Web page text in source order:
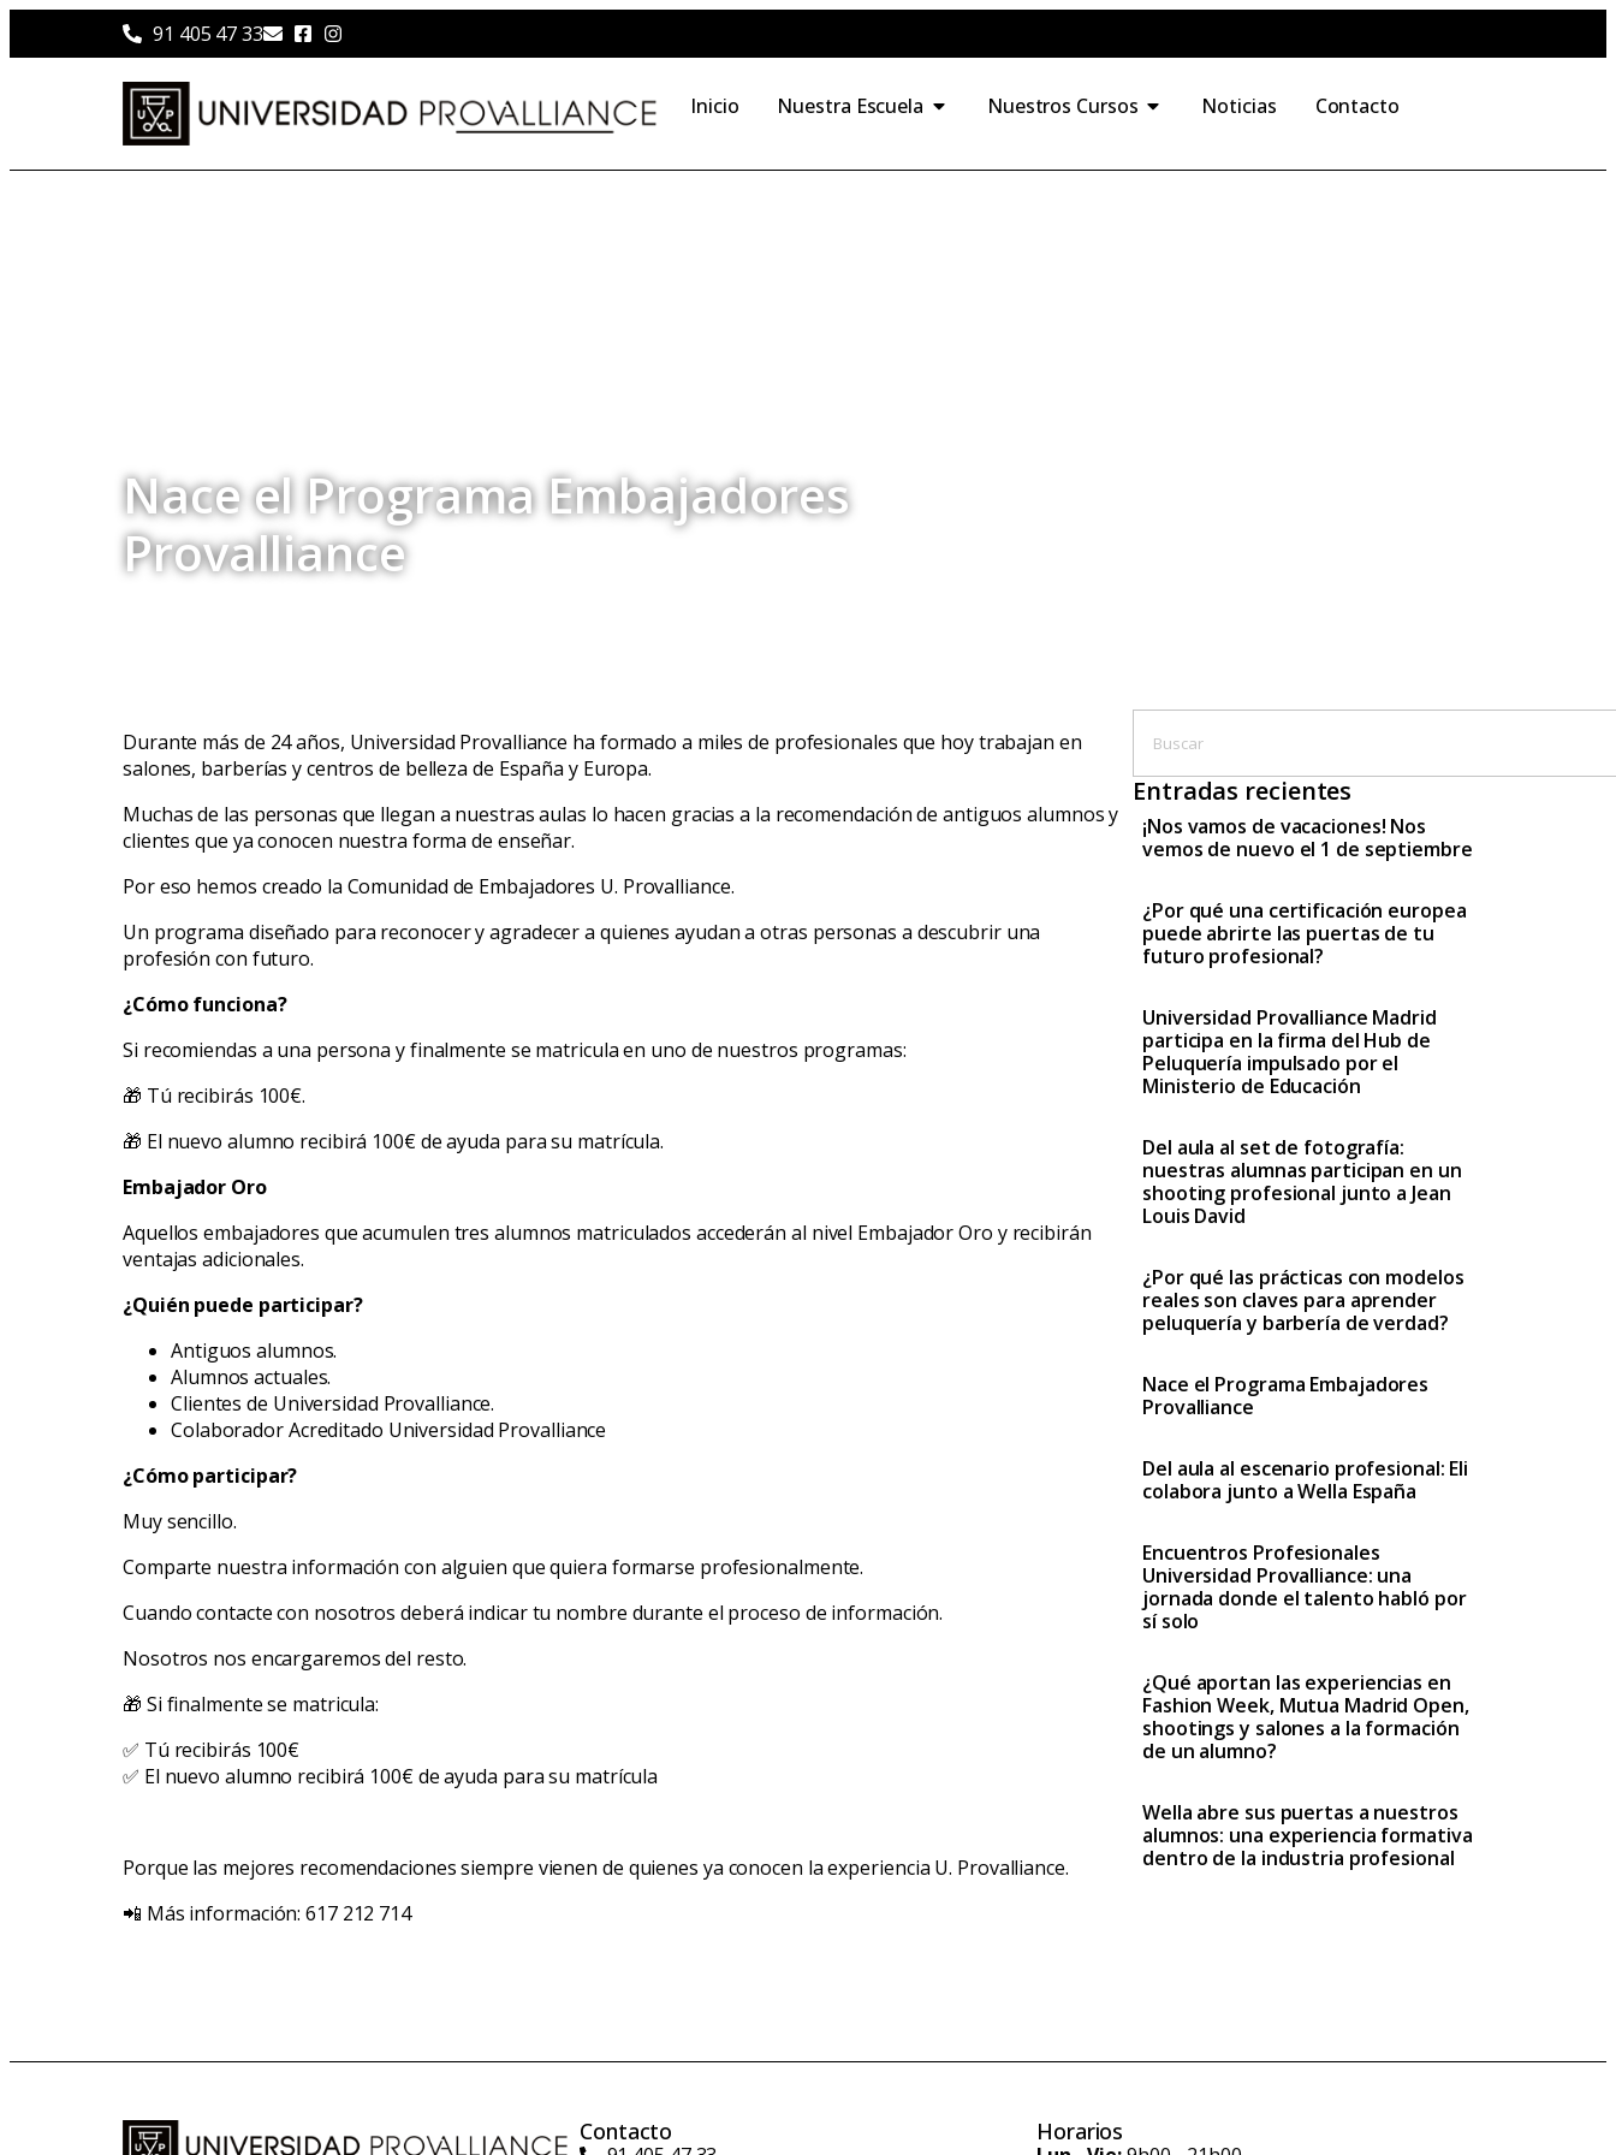
91 405 47 33
Inicio Nuestra Escuela Nuestros Cursos Noticias Contacto
Nace el Programa Embajadores
Provalliance
Durante más de 24 años, Universidad Provalliance ha formado a miles de profesionales que hoy trabajan en
salones, barberías y centros de belleza de España y Europa.
Muchas de las personas que llegan a nuestras aulas lo hacen gracias a la recomendación de antiguos alumnos y
clientes que ya conocen nuestra forma de enseñar.
Por eso hemos creado la Comunidad de Embajadores U. Provalliance.
Un programa diseñado para reconocer y agradecer a quienes ayudan a otras personas a descubrir una
profesión con futuro.
¿Cómo funciona?
Si recomiendas a una persona y finalmente se matricula en uno de nuestros programas:
🎁 Tú recibirás 100€.
🎁 El nuevo alumno recibirá 100€ de ayuda para su matrícula.
Embajador Oro
Aquellos embajadores que acumulen tres alumnos matriculados accederán al nivel Embajador Oro y recibirán
ventajas adicionales.
¿Quién puede participar?
Antiguos alumnos.
Alumnos actuales.
Clientes de Universidad Provalliance.
Colaborador Acreditado Universidad Provalliance
¿Cómo participar?
Muy sencillo.
Comparte nuestra información con alguien que quiera formarse profesionalmente.
Cuando contacte con nosotros deberá indicar tu nombre durante el proceso de información.
Nosotros nos encargaremos del resto.
🎁 Si finalmente se matricula:
✅ Tú recibirás 100€
✅ El nuevo alumno recibirá 100€ de ayuda para su matrícula
Porque las mejores recomendaciones siempre vienen de quienes ya conocen la experiencia U. Provalliance.
📲 Más información: 617 212 714
Entradas recientes
¡Nos vamos de vacaciones! Nos
vemos de nuevo el 1 de septiembre
¿Por qué una certificación europea
puede abrirte las puertas de tu
futuro profesional?
Universidad Provalliance Madrid
participa en la firma del Hub de
Peluquería impulsado por el
Ministerio de Educación
Del aula al set de fotografía:
nuestras alumnas participan en un
shooting profesional junto a Jean
Louis David
¿Por qué las prácticas con modelos
reales son claves para aprender
peluquería y barbería de verdad?
Nace el Programa Embajadores
Provalliance
Del aula al escenario profesional: Eli
colabora junto a Wella España
Encuentros Profesionales
Universidad Provalliance: una
jornada donde el talento habló por
sí solo
¿Qué aportan las experiencias en
Fashion Week, Mutua Madrid Open,
shootings y salones a la formación
de un alumno?
Wella abre sus puertas a nuestros
alumnos: una experiencia formativa
dentro de la industria profesional
Contacto Horarios